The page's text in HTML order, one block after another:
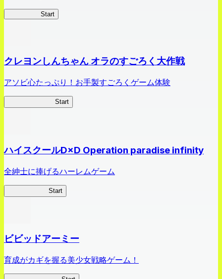
Start
クレヨンしんちゃん オラのすごろく大作戦
アソビ心たっぷり！お手製すごろくゲーム体験
Start
ハイスクールD×D Operation paradise infinity
全紳士に捧げるハーレムゲーム
Start
ビビッドアーミー
育成がカギを握る美少女戦略ゲーム！